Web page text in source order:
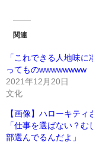
関連
「これできる人地味に
ってものwwwwwwww
2021年12月20日
文化
【画像】ハローキティ
「仕事を選ばない？む
部選んでるんだよ」